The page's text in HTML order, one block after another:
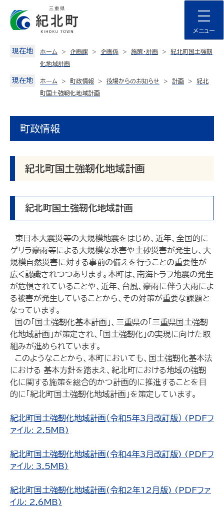
content
メニュー
現在地 ホーム 企画課 企画係 施策・計画
紀北町国土強靭
化地域計画
現在地 ホーム 町政情報 役場からのお知らせ 計画
紀北
町国土強靭化地域計画
町政情報
紀北町国土強靭化地域計画
紀北町国土強靭化地域計画
東日本大震災等の大規模地震をはじめ、近年、全国的に
ゲリラ豪雨等による大規模な水害や土砂災害が発生し、大
規模自然災害に対する事前の備えを行うことの重要性が
広く認識されつつあります。本町は、南海トラフ地震の発生
が危惧されていることや、近年、台風、豪雨に伴う大雨によ
る被害が発生していることから、その対策が重要な課題と
なっています。
国の「国土強靭化基本計画」、三重県の「三重県国土強靭
化地域計画」が策定され、「国土強靭化」の実現に向けた取
組みが進められています。
このようなことから、本町においても、国土強靭化基本法
における 基本方針を踏まえ、紀北町における地域の強靭
化に関する施策を総合的かつ計画的に推進することを目
的に「紀北町国土強靭化地域計画」を策定しています。
紀北町国土強靭化地域計画（令和5年3月改訂版） (PDFフ
ァイル: 2.5MB)
紀北町国土強靭化地域計画(令和4年3月改訂版) (PDFフ
ァイル: 3.5MB)
紀北町国土強靭化地域計画(令和2年12月版) (PDFファ
イル: 2.6MB)